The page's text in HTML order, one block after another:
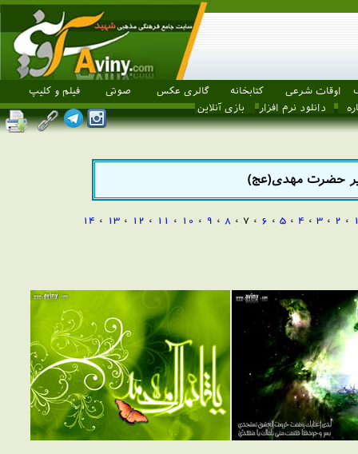
اوقات شرعی کتابخانه گالری عکس صوتی
فیلم و کلیپ
دانلود نرم افزار بازی آنلاین
حضرت مهدی(عج)
، 2 ، 3 ، 4 ، 5 ، 6 ، 7 ، 8 ، 9 ، 10 ، 11 ، 12 ، 13 ، 14